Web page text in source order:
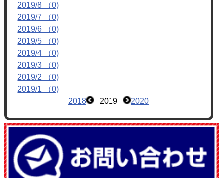
2019/8 （0)
2019/7 （0)
2019/6 （0)
2019/5 （0)
2019/4 （0)
2019/3 （0)
2019/2 （0)
2019/1 （0)
2018
2019 2020